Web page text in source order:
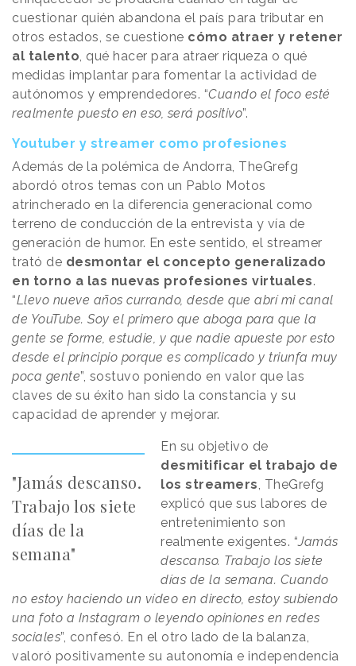
cuestionar quién abandona el país para tributar en
otros estados, se cuestione cómo atraer y retener
al talento, qué hacer para atraer riqueza o qué
medidas implantar para fomentar la actividad de
autónomos y emprendedores. “Cuando el foco esté
realmente puesto en eso, será positivo”.
Youtuber y streamer como profesiones
Además de la polémica de Andorra, TheGrefg
abordó otros temas con un Pablo Motos
atrincherado en la diferencia generacional como
terreno de conducción de la entrevista y vía de
generación de humor. En este sentido, el streamer
trató de desmontar el concepto generalizado
en torno a las nuevas profesiones virtuales.
“Llevo nueve años currando, desde que abrí mi canal
de YouTube. Soy el primero que aboga para que la
gente se forme, estudie, y que nadie apueste por esto
desde el principio porque es complicado y triunfa muy
poca gente”, sostuvo poniendo en valor que las
claves de su éxito han sido la constancia y su
capacidad de aprender y mejorar.
"Jamás descanso.
Trabajo los siete
días de la
semana"
En su objetivo de
desmitificar el trabajo de
los streamers, TheGrefg
explicó que sus labores de
entretenimiento son
realmente exigentes. “Jamás
descanso. Trabajo los siete
días de la semana. Cuando
no estoy haciendo un vídeo en directo, estoy subiendo
una foto a Instagram o leyendo opiniones en redes
sociales”, confesó. En el otro lado de la balanza,
valoró positivamente su autonomía e independencia